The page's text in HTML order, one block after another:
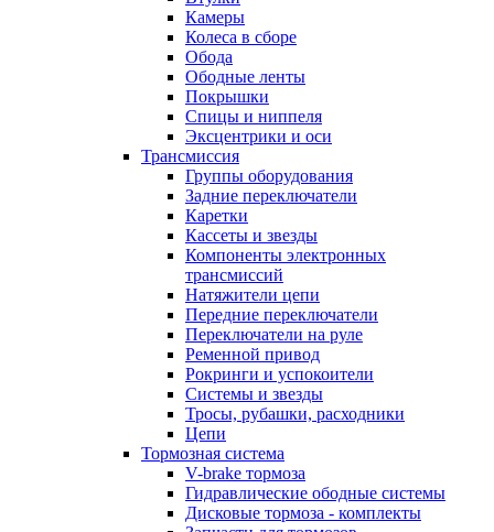
Камеры
Колеса в сборе
Обода
Ободные ленты
Покрышки
Спицы и ниппеля
Эксцентрики и оси
Трансмиссия
Группы оборудования
Задние переключатели
Каретки
Кассеты и звезды
Компоненты электронных
трансмиссий
Натяжители цепи
Передние переключатели
Переключатели на руле
Ременной привод
Рокринги и успокоители
Системы и звезды
Тросы, рубашки, расходники
Цепи
Тормозная система
V-brake тормоза
Гидравлические ободные системы
Дисковые тормоза - комплекты